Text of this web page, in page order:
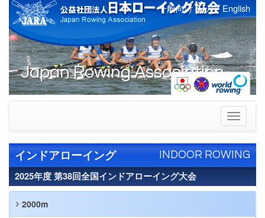
Japan Rowing Association
一般向けトップ English
Toggle
インドアローイング INDOOR ROWING
2025年度 第38回全国インドアローイング大会
2000m